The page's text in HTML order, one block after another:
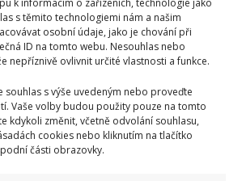
s těmito technologiemi nám a našim
osobní údaje, jako je chování při
ID na tomto webu. Nesouhlas nebo
nepříznivě ovlivnit určité vlastnosti a funkce.
souhlas s výše uvedeným nebo proveďte
Vaše volby budou použity pouze na tomto
kdykoli změnit, včetně odvolání souhlasu,
cookies nebo kliknutím na tlačítko
části obrazovky.